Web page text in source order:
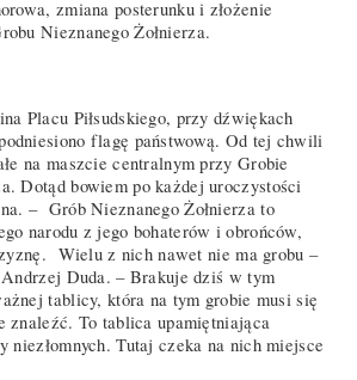
zmiana posterunku i złożenie
Nieznanego Żołnierza.
Placu Piłsudskiego, przy dźwiękach
flagę państwową. Od tej chwili
na maszcie centralnym przy Grobie
Dotąd bowiem po każdej uroczystości
– Grób Nieznanego Żołnierza to
narodu z jego bohaterów i obrońców,
Wielu z nich nawet nie ma grobu –
Duda. – Brakuje dziś w tym
tablicy, która na tym grobie musi się
znaleźć. To tablica upamiętniająca
niezłomnych. Tutaj czeka na nich miejsce